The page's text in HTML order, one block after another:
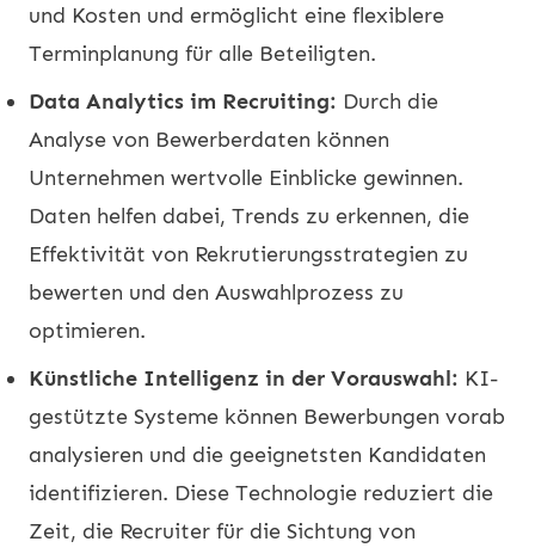
und Kosten und ermöglicht eine flexiblere
Terminplanung für alle Beteiligten.
Data Analytics im Recruiting: Durch die
Analyse von Bewerberdaten können
Unternehmen wertvolle Einblicke gewinnen.
Daten helfen dabei, Trends zu erkennen, die
Effektivität von Rekrutierungsstrategien zu
bewerten und den Auswahlprozess zu
optimieren.
Künstliche Intelligenz in der Vorauswahl: KI-
gestützte Systeme können Bewerbungen vorab
analysieren und die geeignetsten Kandidaten
identifizieren. Diese Technologie reduziert die
Zeit, die Recruiter für die Sichtung von